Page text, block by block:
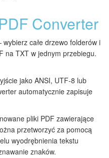
Converter
całe drzewo folderów i
na TXT w jednym przebiegu.
jako ANSI, UTF-8 lub
automatycznie zapisuje
pliki PDF zawierające
przetworzyć za pomocą
wyodrębnienia tekstu
znaków.